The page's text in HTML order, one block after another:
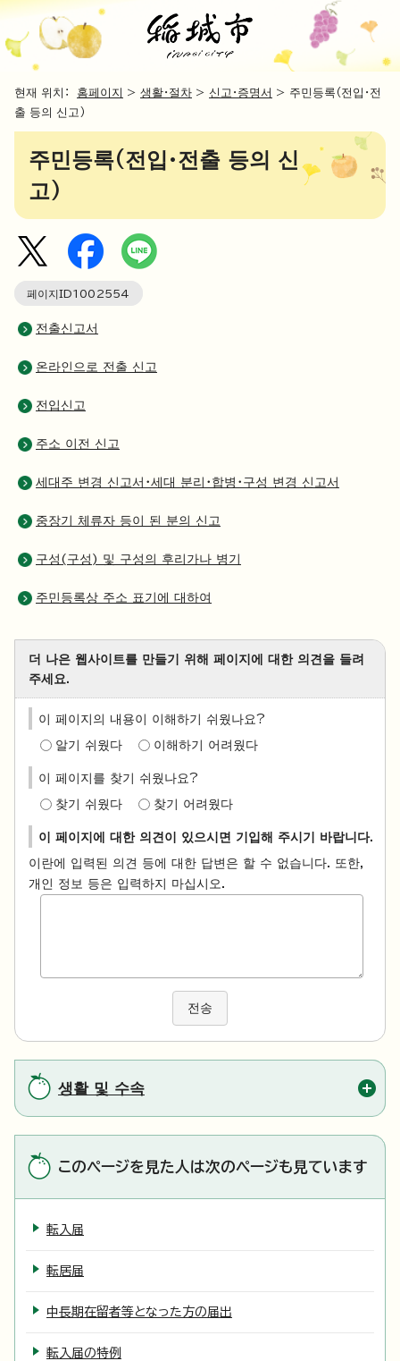
현재 위치： 홈페이지 > 생활・절차 > 신고・증명서
> 주민등록（전입・전
출 등의 신고）
주민등록(전입·전출 등의 신
고)
페이지ID1002554
전출신고서
온라인으로 전출 신고
전입신고
주소 이전 신고
세대주 변경 신고서・세대 분리・합병・구성 변경 신고서
중장기 체류자 등이 된 분의 신고
구성(구성) 및 구성의 후리가나 병기
주민등록상 주소 표기에 대하여
더 나은 웹사이트를 만들기 위해 페이지에 대한 의견을 들려
주세요.
이 페이지의 내용이 이해하기 쉬웠나요?
알기 쉬웠다 이해하기 어려웠다
이 페이지를 찾기 쉬웠나요?
찾기 쉬웠다 찾기 어려웠다
이 페이지에 대한 의견이 있으시면 기입해 주시기 바랍니다.
이란에 입력된 의견 등에 대한 답변은 할 수 없습니다. 또한,
개인 정보 등은 입력하지 마십시오.
전송
생활 및 수속
このページを見た人は次のページも見ています
転入届
転居届
中長期在留者等となった方の届出
転入届の特例